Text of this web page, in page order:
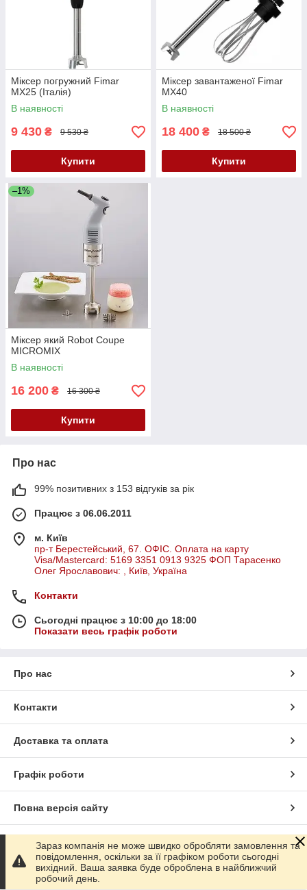
Міксер погружний Fimar
MX25 (Італія)
В наявності
9 430 ₴ 9 530 ₴
Купити
Міксер завантаженої Fimar
MX40
В наявності
18 400 ₴ 18 500 ₴
Купити
–1%
Міксер який Robot Coupe
MICROMIX
В наявності
16 200 ₴ 16 300 ₴
Купити
Про нас
99% позитивних з 153 відгуків за рік
Працює з 06.06.2011
м. Київ
пр-т Берестейський, 67. ОФІС. Оплата на карту
Visa/Mastercard: 5169 3351 0913 9325 ФОП Тарасенко
Олег Ярославович: , Київ, Україна
Контакти
Сьогодні працює з 10:00 до 18:00
Показати весь графік роботи
Про нас
Контакти
Доставка та оплата
Графік роботи
Повна версія сайту
Сайт створено на маркетплейсі Prom.ua
Політика конфіденційності
Зараз компанія не може швидко обробляти замовлення та
повідомлення, оскільки за її графіком роботи сьогодні
вихідний. Ваша заявка буде оброблена в найближчий
робочий день.